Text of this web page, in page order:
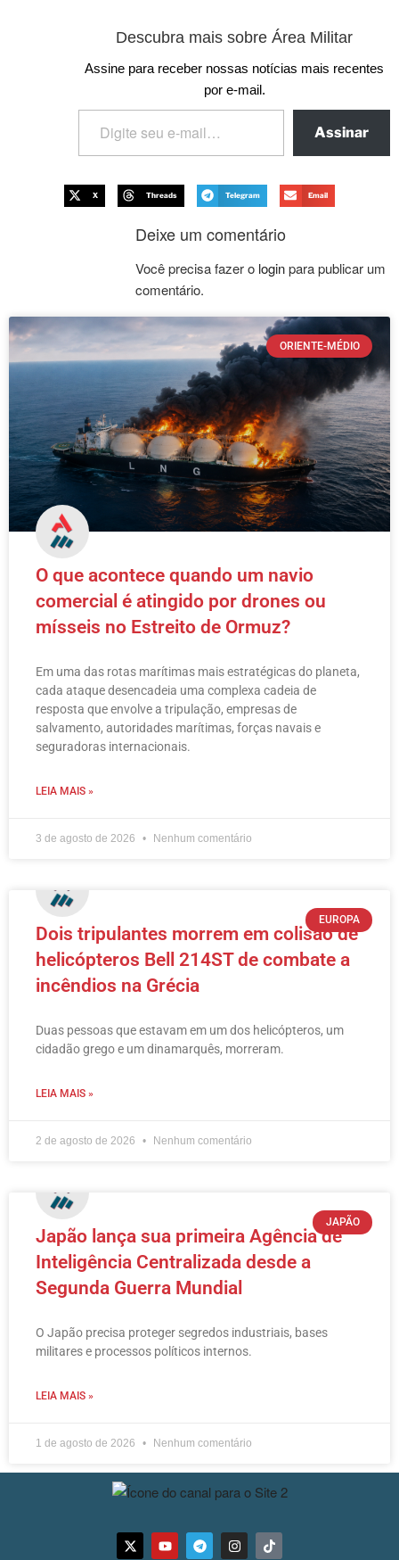
Descubra mais sobre Área Militar
Assine para receber nossas notícias mais recentes
por e-mail.
Assinar
X Threads Telegram Email
Deixe um comentário
Você precisa fazer o loginpara publicar um
comentário.
ORIENTE-MÉDIO
O que acontece quando um navio
comercial é atingido por drones ou
mísseis no Estreito de Ormuz?
Em uma das rotas marítimas mais estratégicas do planeta,
cada ataque desencadeia uma complexa cadeia de
resposta que envolve a tripulação, empresas de
salvamento, autoridades marítimas, forças navais e
seguradoras internacionais.
LEIA MAIS »
3 de agosto de 2026 Nenhum comentário
EUROPA
Dois tripulantes morrem em colisão de
helicópteros Bell 214ST de combate a
incêndios na Grécia
Duas pessoas que estavam em um dos helicópteros, um
cidadão grego e um dinamarquês, morreram.
LEIA MAIS »
2 de agosto de 2026 Nenhum comentário
JAPÃO
Japão lança sua primeira Agência de
Inteligência Centralizada desde a
Segunda Guerra Mundial
O Japão precisa proteger segredos industriais, bases
militares e processos políticos internos.
LEIA MAIS »
1 de agosto de 2026 Nenhum comentário